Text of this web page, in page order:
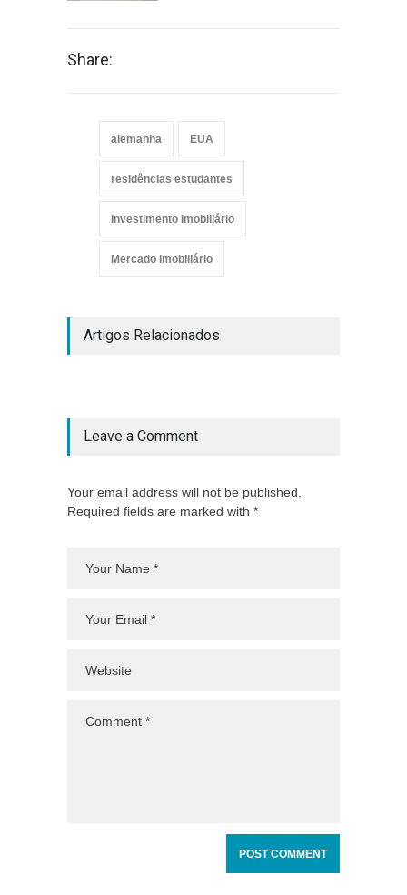
Share:
alemanha EUA
residências estudantes
Investimento Imobiliário
Mercado Imobiliário
Artigos Relacionados
Leave a Comment
Your email address will not be published.
Required fields are marked with *